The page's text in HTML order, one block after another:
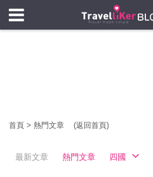
首頁 > 熱門文章 (返回首頁)
最新文章 熱門文章 四國